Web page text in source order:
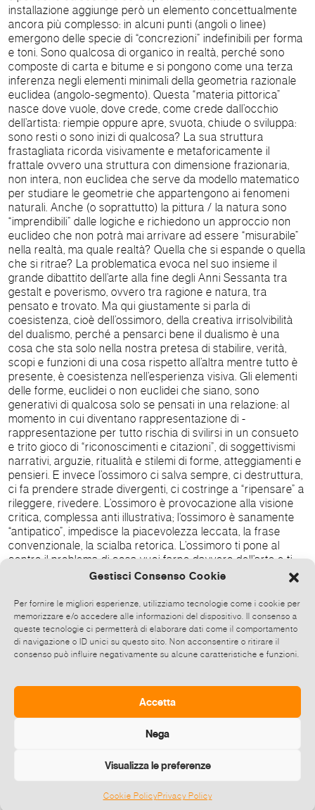
Gestisci Consenso Cookie
Per fornire le migliori esperienze, utilizziamo tecnologie come i cookie per
memorizzare e/o accedere alle informazioni del dispositivo. Il consenso a
queste tecnologie ci permetterà di elaborare dati come il comportamento
di navigazione o ID unici su questo sito. Non acconsentire o ritirare il
consenso può influire negativamente su alcune caratteristiche e funzioni.
Accetta
Nega
Visualizza le preferenze
Cookie PolicyPrivacy Policy
installazione aggiunge però un elemento concettualmente
ancora più complesso: in alcuni punti (angoli o linee)
emergono delle specie di “concrezioni” indefinibili per forma
e toni. Sono qualcosa di organico in realtà, perché sono
composte di carta e bitume e si pongono come una terza
inferenza negli elementi minimali della geometria razionale
euclidea (angolo-segmento). Questa “materia pittorica”
nasce dove vuole, dove crede, come crede dall’occhio
dell’artista: riempie oppure apre, svuota, chiude o sviluppa:
sono resti o sono inizi di qualcosa? La sua struttura
frastagliata ricorda visivamente e metaforicamente il
frattale ovvero una struttura con dimensione frazionaria,
non intera, non euclidea che serve da modello matematico
per studiare le geometrie che appartengono ai fenomeni
naturali. Anche (o soprattutto) la pittura / la natura sono
“imprendibili” dalle logiche e richiedono un approccio non
euclideo che non potrà mai arrivare ad essere “misurabile”
nella realtà, ma quale realtà? Quella che si espande o quella
che si ritrae? La problematica evoca nel suo insieme il
grande dibattito dell’arte alla fine degli Anni Sessanta tra
gestalt e poverismo, ovvero tra ragione e natura, tra
pensato e trovato. Ma qui giustamente si parla di
coesistenza, cioè dell’ossimoro, della creativa irrisolvibilità
del dualismo, perché a pensarci bene il dualismo è una
cosa che sta solo nella nostra pretesa di stabilire, verità,
scopi e funzioni di una cosa rispetto all’altra mentre tutto è
presente, è coesistenza nell’esperienza visiva. Gli elementi
delle forme, euclidei o non euclidei che siano, sono
generativi di qualcosa solo se pensati in una relazione: al
momento in cui diventano rappresentazione di -
rappresentazione per tutto rischia di svilirsi in un consueto
e trito gioco di “riconoscimenti e citazioni”, di soggettivismi
narrativi, arguzie, ritualità e stilemi di forme, atteggiamenti e
pensieri. E invece l’ossimoro ci salva sempre, ci destruttura,
ci fa prendere strade divergenti, ci costringe a “ripensare” a
rileggere, rivedere. L’ossimoro è provocazione alla visione
critica, complessa anti illustrativa; l’ossimoro è sanamente
“antipatico”, impedisce la piacevolezza leccata, la frase
convenzionale, la scialba retorica. L’ossimoro ti pone al
centro il problema di cosa vuoi farne davvero dell’arte e ti
aiuta a rivelarti. Circondati interamente da un spazio
ripuntualizza il senso e la necessità di fare arte per
comprendere, per scegliere, per aprirsi ai sensi reversibili e
profondi del vivere e non certo per esibirsi. IN BREVE
Alessandro Rietti performance con Simone Borghese e
Irene Cocchini OSSIMORO: ACUTO & OTTUSO a cura di
17.00 INANGOLO, Largo San Giovanni Battista 1, Penne (PE)
Casa delle Arti e dei Mestieri dal 19.11.2023 al 16.12.2023
apertura venerdì e sabato dalle 18.00 alle 20.00
Diffondi questo evento
©2026 E-zine